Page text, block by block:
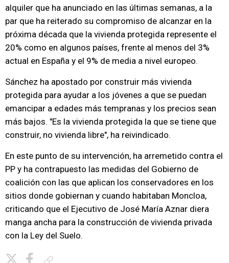
alquiler que ha anunciado en las últimas semanas, a la
par que ha reiterado su compromiso de alcanzar en la
próxima década que la vivienda protegida represente el
20% como en algunos países, frente al menos del 3%
actual en España y el 9% de media a nivel europeo.
Sánchez ha apostado por construir más vivienda
protegida para ayudar a los jóvenes a que se puedan
emancipar a edades más tempranas y los precios sean
más bajos. "Es la vivienda protegida la que se tiene que
construir, no vivienda libre", ha reivindicado.
En este punto de su intervención, ha arremetido contra el
PP y ha contrapuesto las medidas del Gobierno de
coalición con las que aplican los conservadores en los
sitios donde gobiernan y cuando habitaban Moncloa,
criticando que el Ejecutivo de José María Aznar diera
manga ancha para la construcción de vivienda privada
con la Ley del Suelo.